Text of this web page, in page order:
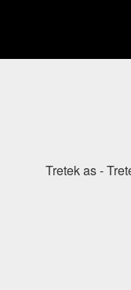
Tretek as -